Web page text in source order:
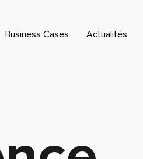
Business Cases Actualités